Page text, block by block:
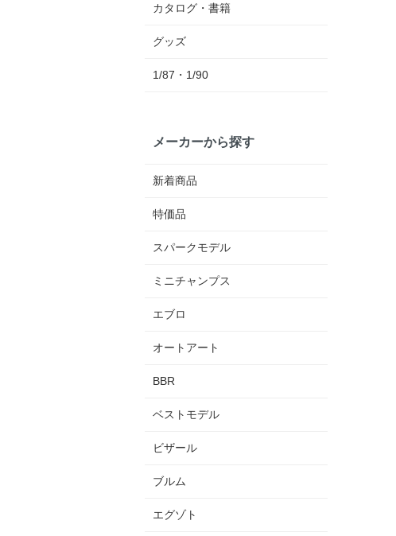
カタログ・書籍
グッズ
1/87・1/90
メーカーから探す
新着商品
特価品
スパークモデル
ミニチャンプス
エブロ
オートアート
BBR
ベストモデル
ビザール
ブルム
エグゾト